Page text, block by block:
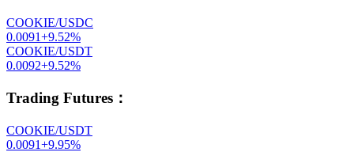
COOKIE/USDC
0.0091+9.52%
COOKIE/USDT
0.0092+9.52%
Trading Futures ：
COOKIE/USDT
0.0091+9.95%